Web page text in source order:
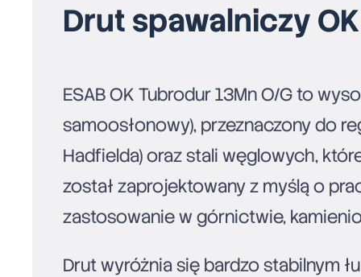
Drut spawalniczy
ESAB OK Tubrodur 13Mn O/G to
samoosłonowy), przeznaczony do
Hadfielda) oraz stali węglowych,
został zaprojektowany z myślą o
zastosowanie w górnictwie,
Drut wyróżnia się bardzo stabilnym